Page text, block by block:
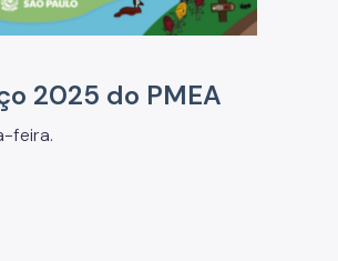
2025 do PMEA
feira.